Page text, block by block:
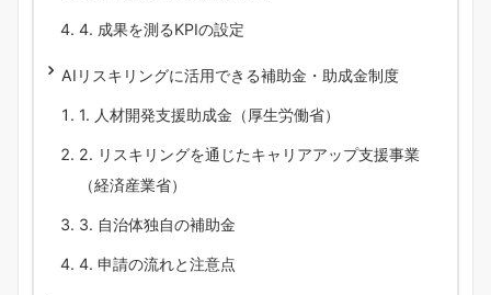
4. 成果を測るKPIの設定
AIリスキリングに活用できる補助金・助成金制度
1. 人材開発支援助成金（厚生労働省）
2. リスキリングを通じたキャリアアップ支援事業
（経済産業省）
3. 自治体独自の補助金
4. 申請の流れと注意点